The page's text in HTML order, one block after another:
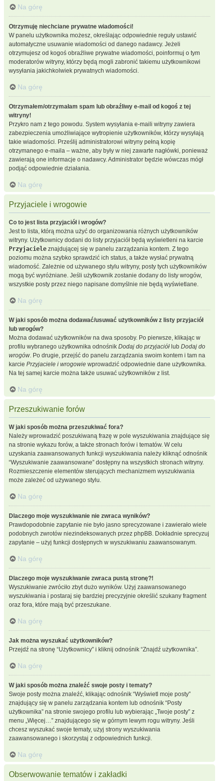
Na górę
Otrzymuję niechciane prywatne wiadomości!
W panelu użytkownika możesz, określając odpowiednie reguły ustawić
automatyczne usuwanie wiadomości od danego nadawcy. Jeżeli
otrzymujesz od kogoś obraźliwe prywatne wiadomości, poinformuj o tym
moderatorów witryny, którzy będą mogli zabronić takiemu użytkownikowi
wysyłania jakichkolwiek prywatnych wiadomości.
Na górę
Otrzymałem/otrzymałam spam lub obraźliwy e-mail od kogoś z tej
witryny!
Przykro nam z tego powodu. System wysyłania e-maili witryny zawiera
zabezpieczenia umożliwiające wytropienie użytkowników, którzy wysyłają
takie wiadomości. Prześlij administratorowi witryny pełną kopię
otrzymanego e-maila – ważne, aby były w niej zawarte nagłówki, ponieważ
zawierają one informacje o nadawcy. Administrator będzie wówczas mógł
podjąć odpowiednie działania.
Na górę
Przyjaciele i wrogowie
Co to jest lista przyjaciół i wrogów?
Jest to lista, którą można użyć do organizowania różnych użytkowników
witryny. Użytkownicy dodani do listy przyjaciół będą wyświetleni na karcie
Przyjaciele znajdującej się w panelu zarządzania kontem. Z tego
poziomu można szybko sprawdzić ich status, a także wysłać prywatną
wiadomość. Zależnie od używanego stylu witryny, posty tych użytkowników
mogą być wyróżniane. Jeśli użytkownik zostanie dodany do listy wrogów,
wszystkie posty przez niego napisane domyślnie nie będą wyświetlane.
Na górę
W jaki sposób można dodawać/usuwać użytkowników z listy przyjaciół
lub wrogów?
Można dodawać użytkowników na dwa sposoby. Po pierwsze, klikając w
profilu wybranego użytkownika odnośnik Dodaj do przyjaciół lub Dodaj do
wrogów. Po drugie, przejść do panelu zarządzania swoim kontem i tam na
karcie Przyjaciele i wrogowie wprowadzić odpowiednie dane użytkownika.
Na tej samej karcie można także usuwać użytkowników z list.
Na górę
Przeszukiwanie forów
W jaki sposób można przeszukiwać fora?
Należy wprowadzić poszukiwaną frazę w pole wyszukiwania znajdujące się
na stronie wykazu forów, a także stronach forów i tematów. W celu
uzyskania zaawansowanych funkcji wyszukiwania należy kliknąć odnośnik
“Wyszukiwanie zaawansowane” dostępny na wszystkich stronach witryny.
Rozmieszczenie elementów sterujących mechanizmem wyszukiwania
może zależeć od używanego stylu.
Na górę
Dlaczego moje wyszukiwanie nie zwraca wyników?
Prawdopodobnie zapytanie nie było jasno sprecyzowane i zawierało wiele
podobnych zwrotów niezindeksowanych przez phpBB. Dokładnie sprecyzuj
zapytanie – użyj funkcji dostępnych w wyszukiwaniu zaawansowanym.
Na górę
Dlaczego moje wyszukiwanie zwraca pustą stronę?!
Wyszukiwanie zwróciło zbyt dużo wyników. Użyj zaawansowanego
wyszukiwania i postaraj się bardziej precyzyjnie określić szukany fragment
oraz fora, które mają być przeszukane.
Na górę
Jak można wyszukać użytkowników?
Przejdź na stronę “Użytkownicy” i kliknij odnośnik “Znajdź użytkownika”.
Na górę
W jaki sposób można znaleźć swoje posty i tematy?
Swoje posty można znaleźć, klikając odnośnik “Wyświetl moje posty”
znajdujący się w panelu zarządzania kontem lub odnośnik “Posty
użytkownika” na stronie swojego profilu lub wybierając „Twoje posty” z
menu „Więcej…” znajdującego się w górnym lewym rogu witryny. Jeśli
chcesz wyszukać swoje tematy, użyj strony wyszukiwania
zaawansowanego i skorzystaj z odpowiednich funkcji.
Na górę
Obserwowanie tematów i zakładki